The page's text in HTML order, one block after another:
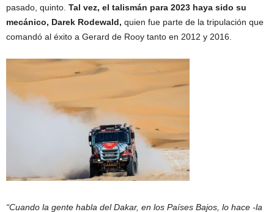
pasado, quinto. Tal vez, el talismán para 2023 haya sido su
mecánico, Darek Rodewald, quien fue parte de la tripulación que
comandó al éxito a Gerard de Rooy tanto en 2012 y 2016.
“Cuando la gente habla del Dakar, en los Países Bajos, lo hace -la